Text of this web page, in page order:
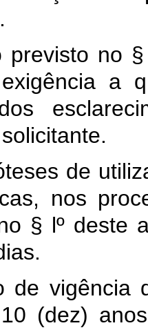
previsto no
exigência
de
nos
§ lº deste
de vigência
(dez)